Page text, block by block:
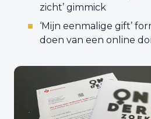
zicht’ gimmick
‘Mijn eenmalige gift’
doen van een online